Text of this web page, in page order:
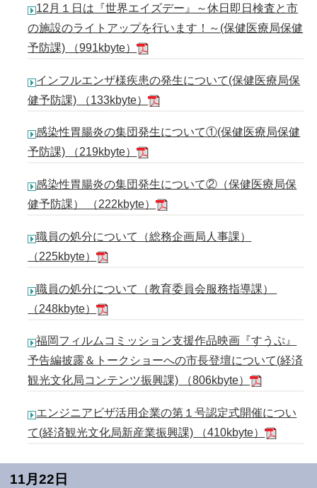
12月１日は『世界エイズデー』～休日即日検査と市
の施設のライトアップを行います！～(保健医療局保健
予防課) （991kbyte）
インフルエンザ様疾患の発生について(保健医療局保
健予防課) （133kbyte）
感染性胃腸炎の集団発生について①(保健医療局保健
予防課) （219kbyte）
感染性胃腸炎の集団発生について②（保健医療局保
健予防課） （222kbyte）
職員の処分について（総務企画局人事課）
（225kbyte）
職員の処分について（教育委員会服務指導課）
（248kbyte）
福岡フィルムコミッション支援作品映画『すうぷ』
予告編披露＆トークショーへの市長登壇について(経済
観光文化局コンテンツ振興課) （806kbyte）
エンジニアビザ活用企業の第１号認定式開催につい
て(経済観光文化局新産業振興課) （410kbyte）
11月22日